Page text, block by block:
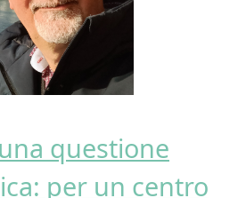
una questione
per un centro